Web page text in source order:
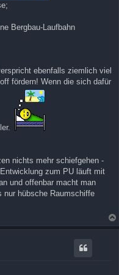
Bergbau-Laufbahn
ebenfalls ziemlich viel
fördern! Wenn die sich dafür
nichts mehr schiefgehen -
zum PU läuft mit
und offenbar macht man
nur hübsche Raumschiffe